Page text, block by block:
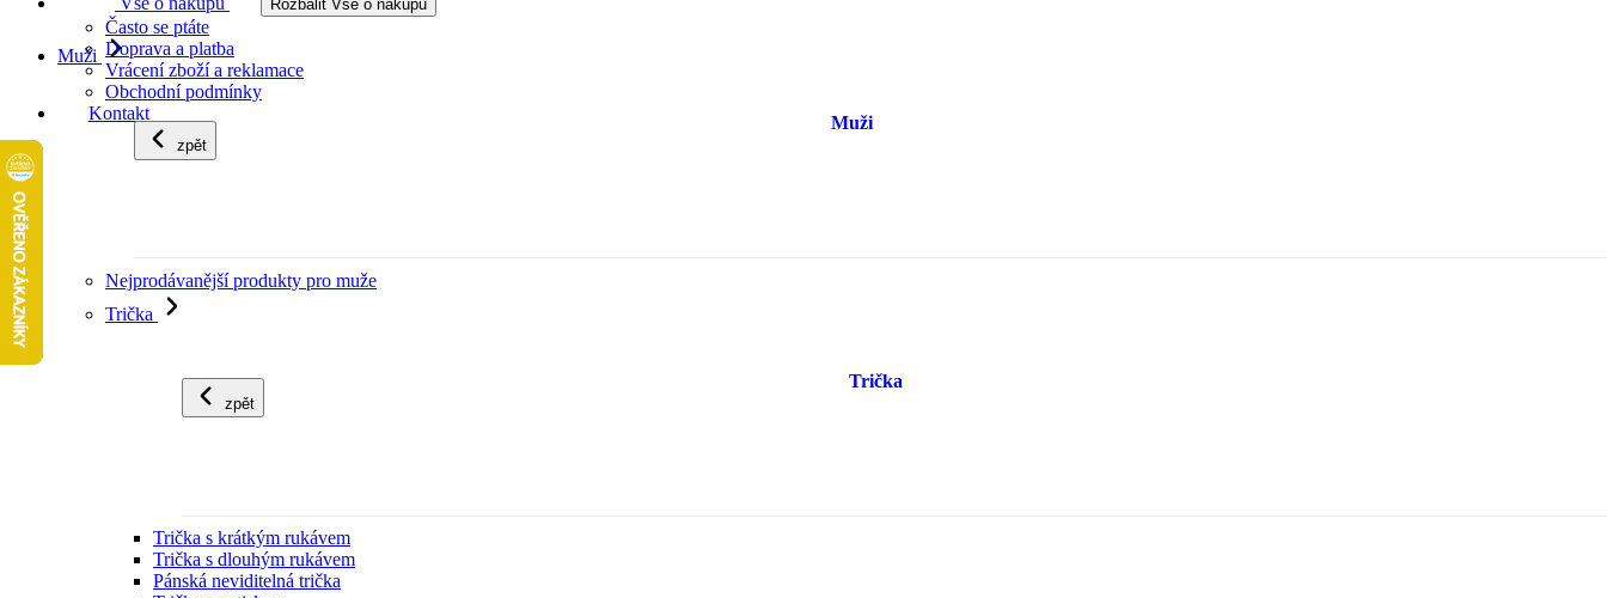
Rozbalit Vše o nákupu
Často se ptáte
Doprava a platba
Vrácení zboží a reklamace
Obchodní podmínky
Kontakt
Muži
zpět
Muži
Nejprodávanější produkty pro muže
Trička
zpět
Trička
Trička s krátkým rukávem
Trička s dlouhým rukávem
Pánská neviditelná trička